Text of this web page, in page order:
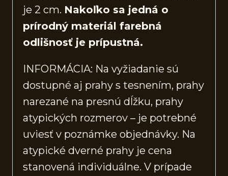
je 2 cm. Nakoľko sa jedná o
prírodný materiál farebná
odlišnosť je prípustná.
INFORMÁCIA: Na vyžiadanie sú
dostupné aj prahy s tesnením, prahy
narezané na presnú dĺžku, prahy
atypických rozmerov – je potrebné
uviesť v poznámke objednávky. Na
atypické dverné prahy je cena
stanovená individuálne. V prípade